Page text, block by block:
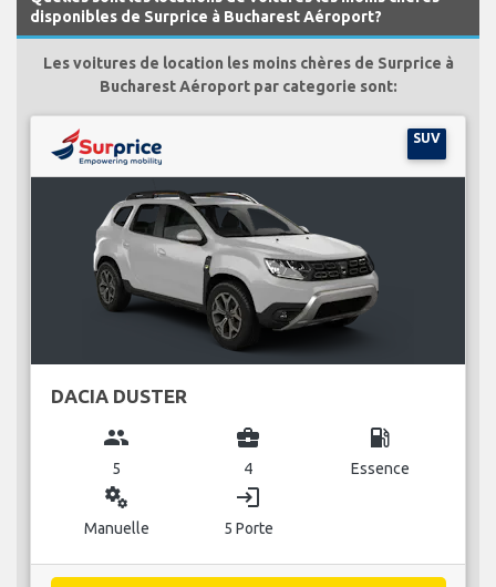
disponibles de Surprice à Bucharest Aéroport?
Les voitures de location les moins chères de Surprice à
Bucharest Aéroport par categorie sont:
SUV
DACIA DUSTER
group
5
business_center
4
local_gas_station
Essence
miscellaneous_services
Manuelle
login
5 Porte